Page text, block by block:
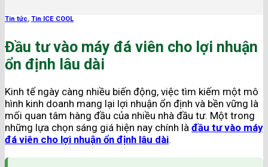
Tin tức, Tin ICE COOL
Đầu tư vào máy đá viên cho lợi nhuận
ổn định lâu dài
Kinh tế ngày càng nhiều biến động, việc tìm kiếm một mô
hình kinh doanh mang lại lợi nhuận ổn định và bền vững là
mối quan tâm hàng đầu của nhiều nhà đầu tư. Một trong
những lựa chọn sáng giá hiện nay chính là đầu tư vào máy
đá viên cho lợi nhuận ổn định lâu dài.